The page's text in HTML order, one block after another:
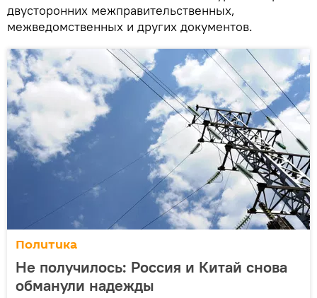
двусторонних межправительственных,
межведомственных и других документов.
Политика
Не получилось: Россия и Китай снова
обманули надежды